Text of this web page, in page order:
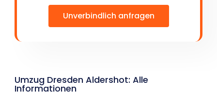
Unverbindlich anfragen
Umzug Dresden Aldershot: Alle
Informationen